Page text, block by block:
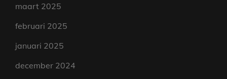
maart 2025
februari 2025
januari 2025
december 2024